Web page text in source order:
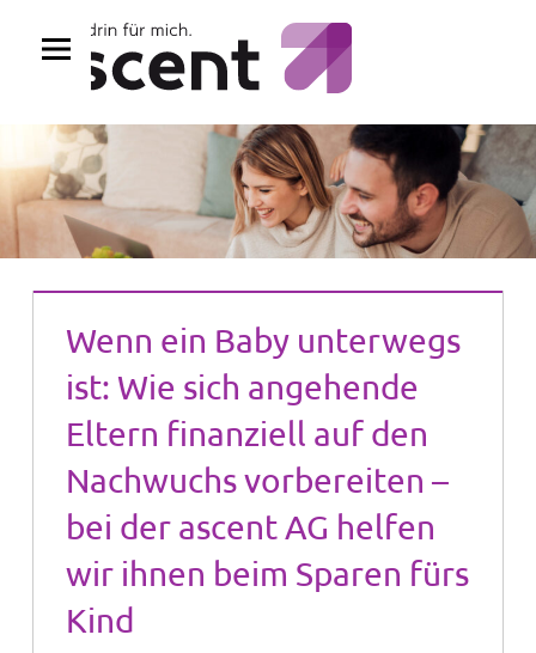
Inhalt
Wenn ein Baby unterwegs
ist: Wie sich angehende
Eltern finanziell auf den
Nachwuchs vorbereiten –
bei der ascent AG helfen
wir ihnen beim Sparen fürs
Kind